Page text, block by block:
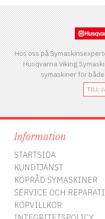
Hos oss på
Husqvarna Viking
symaskiner för
TILL
Information
STARTSIDA
KUNDTJÄNST
KÖPRÅD SYMASKINER
SERVICE OCH
KÖPVILLKOR